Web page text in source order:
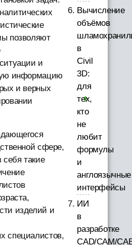
позволяют
и
информацию
и верных
сфере,
себя такие
изделий и
специалистов,
Вычисление
объёмов
в
Civil
3D:
для
тех,
кто
не
любит
формулы
и
англоязычные
интерфейсы
ИИ
в
разработке
CAD/CAM/